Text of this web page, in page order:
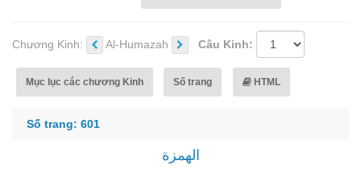
Chương Kinh: Al-Humazah Câu Kinh:
Mục lục các chương Kinh Số trang HTML
Số trang: 601
الهمزة